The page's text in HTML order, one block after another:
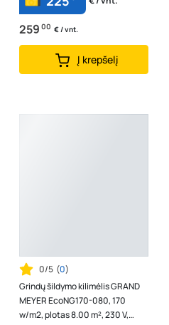
259 00 € / vnt.
Į krepšelį
0/5 (0)
Grindų šildymo kilimėlis GRAND
MEYER EcoNG170-080, 170
w/m2, plotas 8.00 m², 230 V,